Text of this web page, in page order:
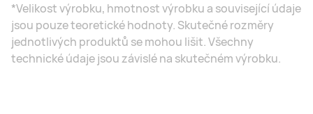
*Velikost výrobku, hmotnost výrobku a související údaje
jsou pouze teoretické hodnoty. Skutečné rozměry
jednotlivých produktů se mohou lišit. Všechny
technické údaje jsou závislé na skutečném výrobku.